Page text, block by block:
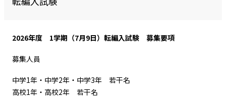
2026年度 1学期（7月9日）転編入試験 募集要項
募集人員
中学1年・中学2年・中学3年 若干名
高校1年・高校2年 若干名